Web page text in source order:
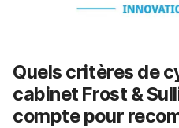
Quels critères de
cabinet Frost &
compte pour